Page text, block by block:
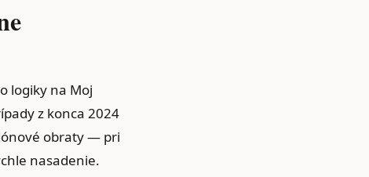
logiky na Moj
z konca 2024
obraty — pri
nasadenie.